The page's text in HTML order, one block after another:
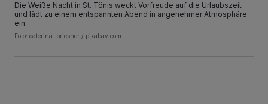
Die Weiße Nacht in St. Tönis weckt Vorfreude auf die Urlaubszeit
und lädt zu einem entspannten Abend in angenehmer Atmosphäre
ein.
Foto: caterina-priesner / pixabay.com